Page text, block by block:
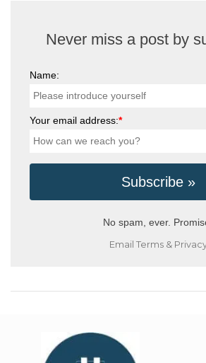
Never miss a post by
Name:
Your email address:*
No spam, ever.
Email Terms&